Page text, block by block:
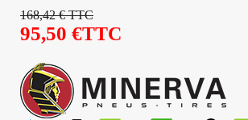
168,42€TTC
95,50 €TTC